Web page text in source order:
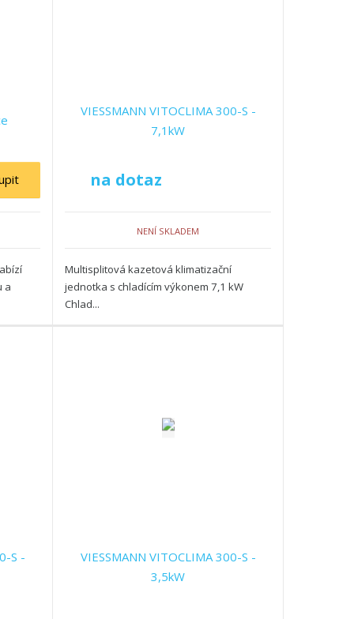
s
s
a
VIESSMANN VITOCLIMA 300-S -
7,1kW
na dotaz
NENÍ SKLADEM
Multisplitová kazetová klimatizační
jednotka s chladícím výkonem 7,1 kW
Chlad...
S -
VIESSMANN VITOCLIMA 300-S -
3,5kW